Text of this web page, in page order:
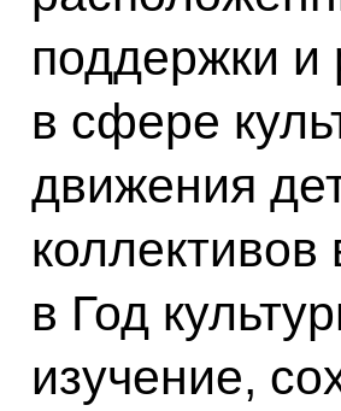
поддержки и
в сфере
движения
в Год
изучение,